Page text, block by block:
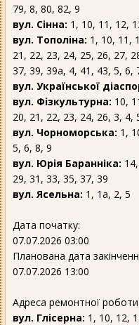
79, 8, 80, 82, 9
вул. Сінна: 1, 10, 11, 12,
вул. Тополіна: 1, 10, 11,
21, 22, 23, 24, 25, 26, 27,
37, 39, 39а, 4, 41, 43, 5, 6,
вул. Української
вул. Фізкультурна: 10,
20, 21, 22, 23, 24, 26, 3, 4,
вул. Чорноморська: 1,
5, 6, 8, 9
вул. Юрія Баранніка:
29, 31, 33, 35, 37, 39
вул. Ясельна: 1, 1а, 2, 5
Дата початку:
07.07.2026 03:00
Планована дата
07.07.2026 13:00
Адреса ремонтної роботи
вул. Глісерна: 1, 10, 12,